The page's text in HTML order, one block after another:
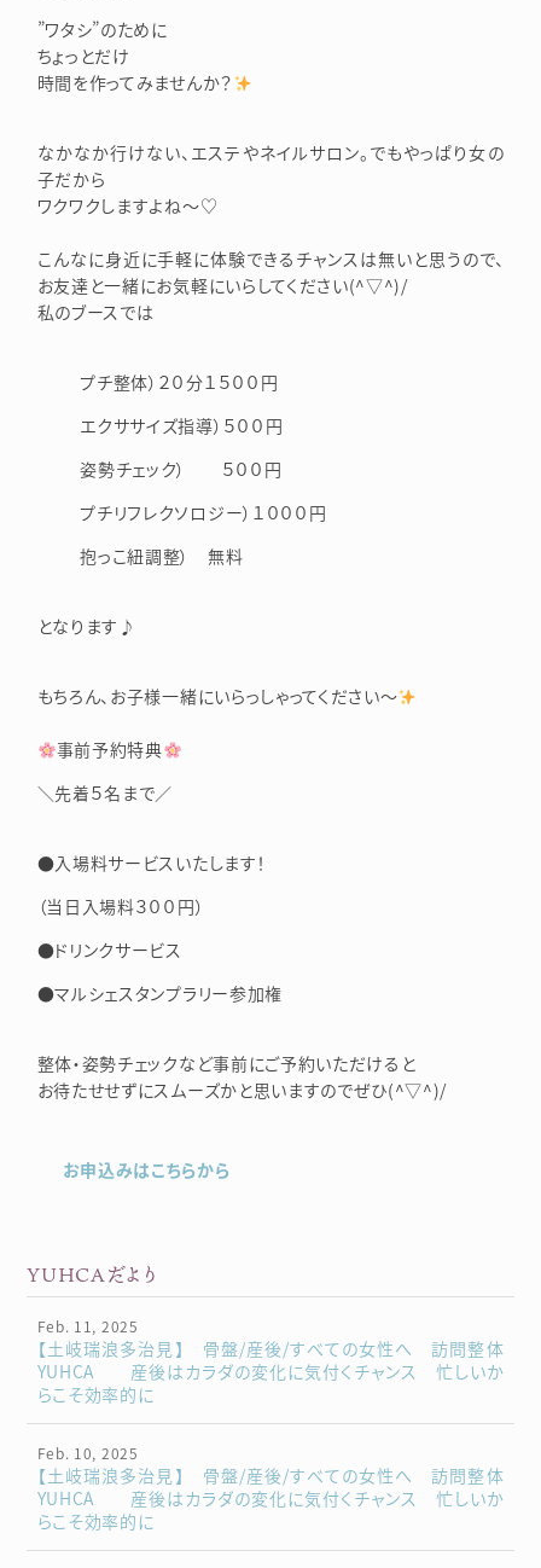
”ワタシ”のために
ちょっとだけ
時間を作ってみませんか？
なかなか行けない、エステやネイルサロン。でもやっぱり女の
子だから
ワクワクしますよね～♡
こんなに身近に手軽に体験できるチャンスは無いと思うので、
お友達と一緒にお気軽にいらしてください(^▽^)/
私のブースでは
プチ整体）２０分１５００円
エクササイズ指導）５００円
姿勢チェック） ５００円
プチリフレクソロジー）１０００円
抱っこ紐調整） 無料
となります♪
もちろん、お子様一緒にいらっしゃってください～
事前予約特典
＼先着５名まで／
●入場料サービスいたします！
（当日入場料３００円）
●ドリンクサービス
●マルシェスタンプラリー参加権
整体・姿勢チェックなど事前にご予約いただけると
お待たせせずにスムーズかと思いますのでぜひ(^▽^)/
お申込みはこちらから
YUHCAだより
Feb. 11, 2025
【土岐瑞浪多治見】 骨盤/産後/すべての女性へ 訪問整体
YUHCA 産後はカラダの変化に気付くチャンス 忙しいか
らこそ効率的に
Feb. 10, 2025
【土岐瑞浪多治見】 骨盤/産後/すべての女性へ 訪問整体
YUHCA 産後はカラダの変化に気付くチャンス 忙しいか
らこそ効率的に